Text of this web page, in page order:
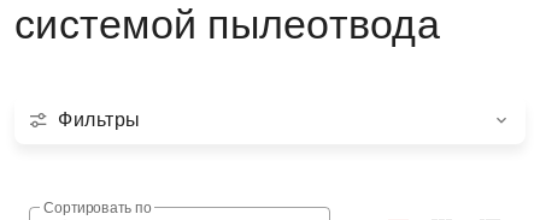
системой пылеотвода
Фильтры
Сортировать по